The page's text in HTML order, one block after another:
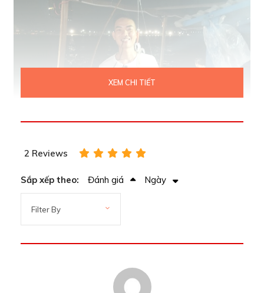
XEM CHI TIẾT
2 Reviews
Sắp xếp theo: Đánh giá Ngày